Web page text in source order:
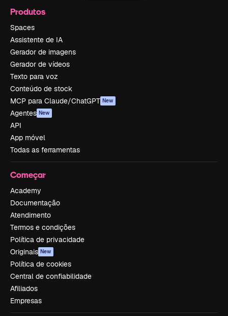
Produtos
Spaces
Assistente de IA
Gerador de imagens
Gerador de vídeos
Texto para voz
Conteúdo de stock
MCP para Claude/ChatGPT New
Agentes New
API
App móvel
Todas as ferramentas
Começar
Academy
Documentação
Atendimento
Termos e condições
Política de privacidade
Originais New
Política de cookies
Central de confiabilidade
Afiliados
Empresas